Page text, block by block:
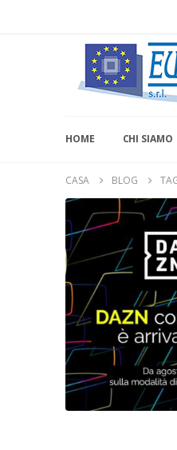
HOME CHI SIAMO
CASA BLOG